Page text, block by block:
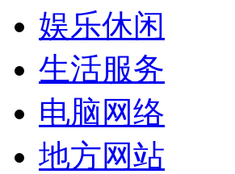
娱乐休闲
生活服务
电脑网络
地方网站